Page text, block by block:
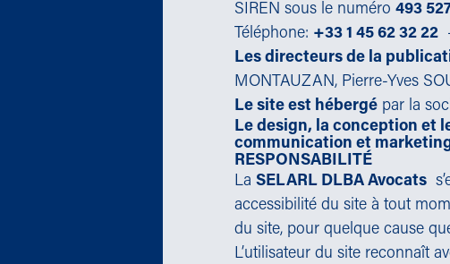
SIREN sous le numéro 493
Téléphone: +33 1 45 62 32 22
Les directeurs de la
MONTAUZAN, Pierre-Yves
Le site est hébergé par la
Le design, la conception et
communication et
RESPONSABILITÉ
La SELARL DLBA Avocats
accessibilité du site à tout
du site, pour quelque cause
L’utilisateur du site reconnaît